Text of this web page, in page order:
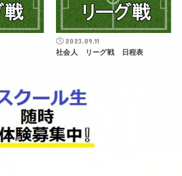
2023.09.11
社会人 リーグ戦 日程表